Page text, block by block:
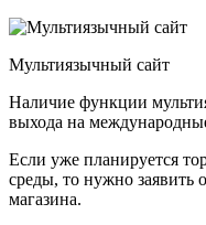
Мультиязычный сайт
Наличие функции
выхода на
Если уже планируется
среды, то нужно заявить
магазина.